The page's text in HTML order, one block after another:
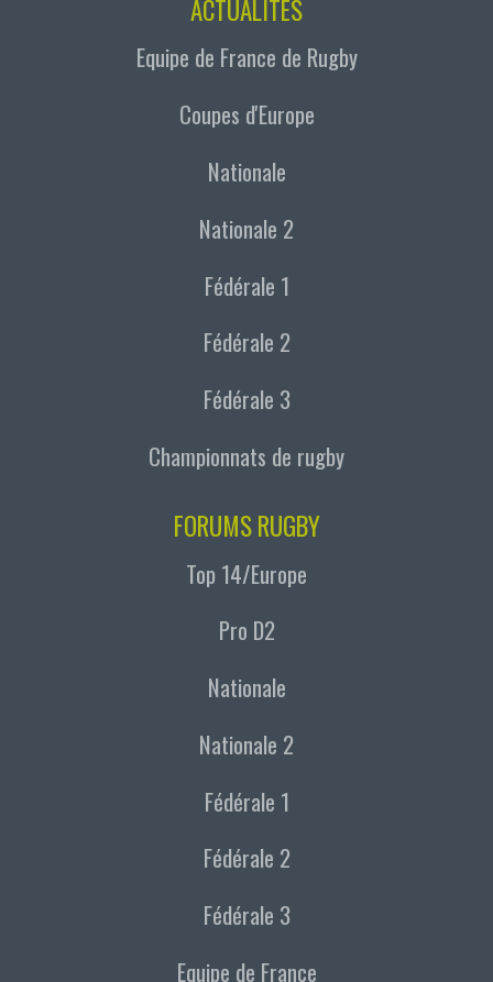
ACTUALITÉS
Equipe de France de Rugby
Coupes d'Europe
Nationale
Nationale 2
Fédérale 1
Fédérale 2
Fédérale 3
Championnats de rugby
FORUMS RUGBY
Top 14/Europe
Pro D2
Nationale
Nationale 2
Fédérale 1
Fédérale 2
Fédérale 3
Equipe de France